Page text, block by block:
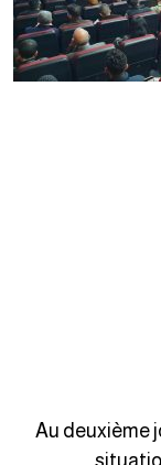
Au deuxième